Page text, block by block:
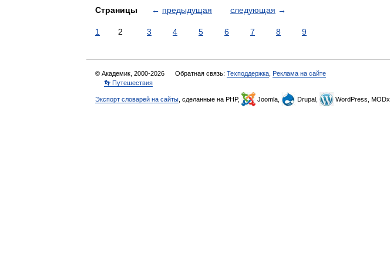
Страницы ← предыдущая следующая →
1 2 3 4 5 6 7 8 9
© Академик, 2000-2026 Обратная связь: Техподдержка Реклама на сайте
👣 Путешествия
Экспорт словарей на сайты , сделанные на PHP, Joomla, Drupal, WordPress, MODx.